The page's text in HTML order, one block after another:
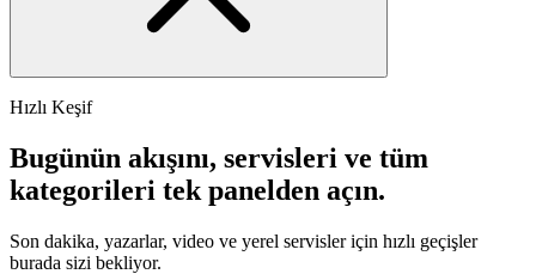
Hızlı Keşif
Bugünün akışını, servisleri ve tüm
kategorileri tek panelden açın.
Son dakika, yazarlar, video ve yerel servisler için hızlı geçişler
burada sizi bekliyor.